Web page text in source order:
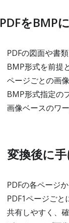
PDFをBMP
PDFの図面や書
BMP形式を前提
ページごとの画
BMP形式指定の
画像ベースのワ
変換後に
PDFの各ページ
PDF1ページごと
共有しやすく、